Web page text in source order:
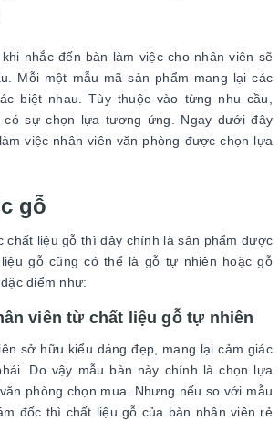
nhắc đến bàn làm việc cho nhân viên sẽ
Mỗi một mẫu mã sản phẩm mang lại các
biệt nhau. Tùy thuộc vào từng nhu cầu,
có sự chọn lựa tương ứng. Ngay dưới đây
việc nhân viên văn phòng được chọn lựa
gỗ
chất liệu gỗ thì đây chính là sản phẩm được
gỗ cũng có thể là gỗ tự nhiên hoặc gỗ
điểm như:
viên từ chất liệu gỗ tự nhiên
sở hữu kiểu dáng đẹp, mang lại cảm giác
Do vậy mẫu bàn này chính là chọn lựa
phòng chọn mua. Nhưng nếu so với mẫu
đốc thì chất liệu gỗ của bàn nhân viên rẻ